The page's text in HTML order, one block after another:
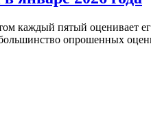
каждый пятый оценивает
опрошенных